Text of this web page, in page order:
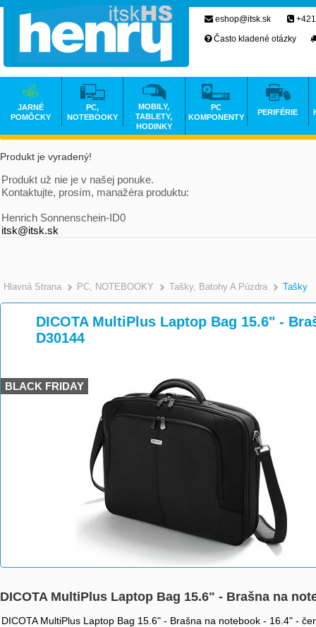
Produkt je vyradený!
Produkt už nie je v našej ponuke.
Kontaktujte, prosím, manažéra produktu:
Henrich Sonnenschein-ID0
itsk@itsk.sk
Hlavná Strana >
PC, NOTEBOOKY >
Tašky, Batohy A Púzdra Tašky
DICOTA MultiPlus Laptop Bag 15.6" -
D30144
BLACK FRIDAY
DICOTA MultiPlus Laptop Bag 15.6" - Brašna na
DICOTA MultiPlus Laptop Bag 15.6" - Brašna na notebook - 16.4" -
eshop@itsk.sk
Často kladené otázky
JARNÉ
POMÔCKY
PC,
NOTEBOOKY
MOBILY,
TABLETY,
HODINKY
PC
KOMPONENTY
PERIFÉRIE